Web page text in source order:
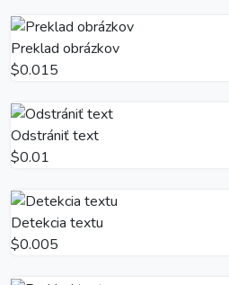
Preklad obrázkov
$0.015
Odstrániť text
$0.01
Detekcia textu
$0.005